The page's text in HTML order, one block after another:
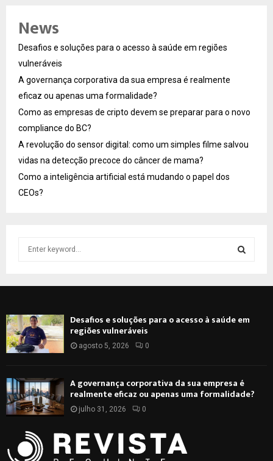
News
Desafios e soluções para o acesso à saúde em regiões
vulneráveis
A governança corporativa da sua empresa é realmente
eficaz ou apenas uma formalidade?
Como as empresas de cripto devem se preparar para o novo
compliance do BC?
A revolução do sensor digital: como um simples filme salvou
vidas na detecção precoce do câncer de mama?
Como a inteligência artificial está mudando o papel dos
CEOs?
f
o
r
A
H
Desafios e soluções para o acesso à saúde em
regiões vulneráveis
agosto 5, 2026 0
A governança corporativa da sua empresa é
realmente eficaz ou apenas uma formalidade?
julho 31, 2026 0